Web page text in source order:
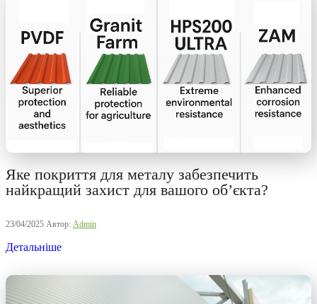
Яке покриття для металу забезпечить
найкращий захист для вашого об’єкта?
23/04/2025 Автор: Admin
Детальніше